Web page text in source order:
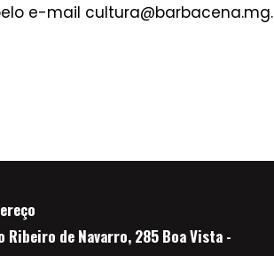
e-mail
Ribeiro de Navarro, 285 Boa Vista -